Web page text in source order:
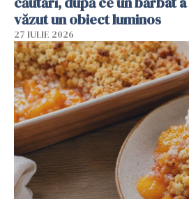
văzut un obiect luminos
27 IULIE 2026